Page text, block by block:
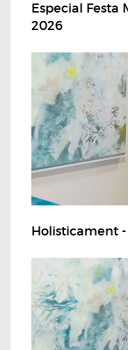
Especial Festa
2026
Holisticament